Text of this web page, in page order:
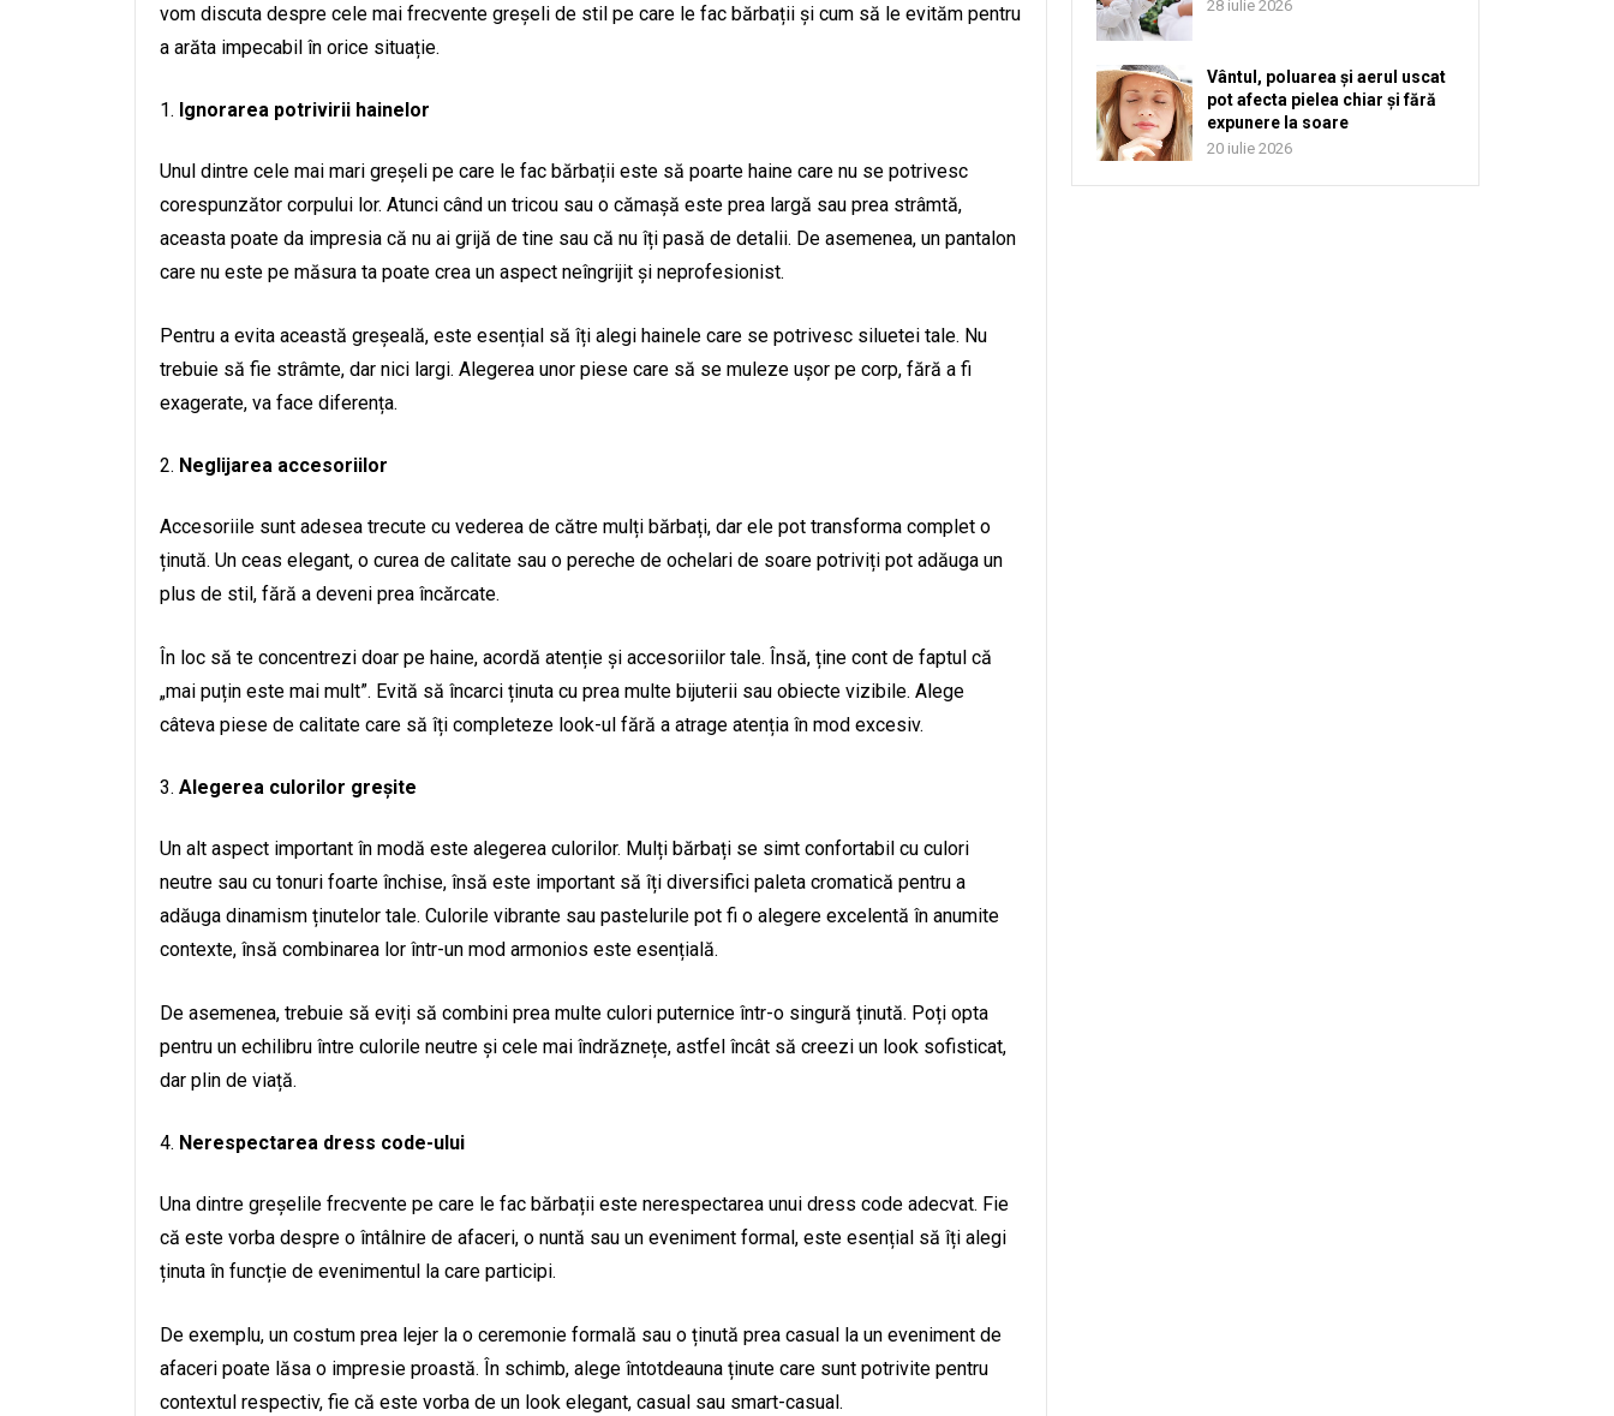
vom discuta despre cele mai frecvente greșeli de stil pe care le fac bărbații și cum să le evităm pentru
a arăta impecabil în orice situație.
Ignorarea potrivirii hainelor
Unul dintre cele mai mari greșeli pe care le fac bărbații este să poarte haine care nu se potrivesc
corespunzător corpului lor. Atunci când un tricou sau o cămașă este prea largă sau prea strâmtă,
aceasta poate da impresia că nu ai grijă de tine sau că nu îți pasă de detalii. De asemenea, un pantalon
care nu este pe măsura ta poate crea un aspect neîngrijit și neprofesionist.
Pentru a evita această greșeală, este esențial să îți alegi hainele care se potrivesc siluetei tale. Nu
trebuie să fie strâmte, dar nici largi. Alegerea unor piese care să se muleze ușor pe corp, fără a fi
exagerate, va face diferența.
Neglijarea accesoriilor
Accesoriile sunt adesea trecute cu vederea de către mulți bărbați, dar ele pot transforma complet o
ținută. Un ceas elegant, o curea de calitate sau o pereche de ochelari de soare potriviți pot adăuga un
plus de stil, fără a deveni prea încărcate.
În loc să te concentrezi doar pe haine, acordă atenție și accesoriilor tale. Însă, ține cont de faptul că
„mai puțin este mai mult”. Evită să încarci ținuta cu prea multe bijuterii sau obiecte vizibile. Alege
câteva piese de calitate care să îți completeze look-ul fără a atrage atenția în mod excesiv.
Alegerea culorilor greșite
Un alt aspect important în modă este alegerea culorilor. Mulți bărbați se simt confortabil cu culori
neutre sau cu tonuri foarte închise, însă este important să îți diversifici paleta cromatică pentru a
adăuga dinamism ținutelor tale. Culorile vibrante sau pastelurile pot fi o alegere excelentă în anumite
contexte, însă combinarea lor într-un mod armonios este esențială.
De asemenea, trebuie să eviți să combini prea multe culori puternice într-o singură ținută. Poți opta
pentru un echilibru între culorile neutre și cele mai îndrăznețe, astfel încât să creezi un look sofisticat,
dar plin de viață.
Nerespectarea dress code-ului
Una dintre greșelile frecvente pe care le fac bărbații este nerespectarea unui dress code adecvat. Fie
că este vorba despre o întâlnire de afaceri, o nuntă sau un eveniment formal, este esențial să îți alegi
ținuta în funcție de evenimentul la care participi.
De exemplu, un costum prea lejer la o ceremonie formală sau o ținută prea casual la un eveniment de
afaceri poate lăsa o impresie proastă. În schimb, alege întotdeauna ținute care sunt potrivite pentru
contextul respectiv, fie că este vorba de un look elegant, casual sau smart-casual.
28 iulie 2026
Vântul, poluarea și aerul uscat
pot afecta pielea chiar și fără
expunere la soare
20 iulie 2026